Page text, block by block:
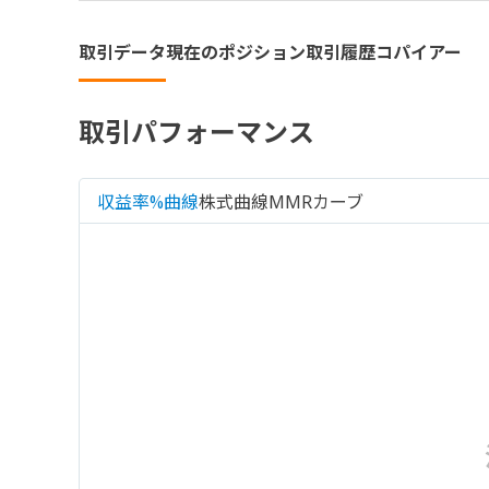
取引データ現在のポジション取引履歴コパイアー
取引パフォーマンス
収益率%曲線株式曲線MMRカーブ